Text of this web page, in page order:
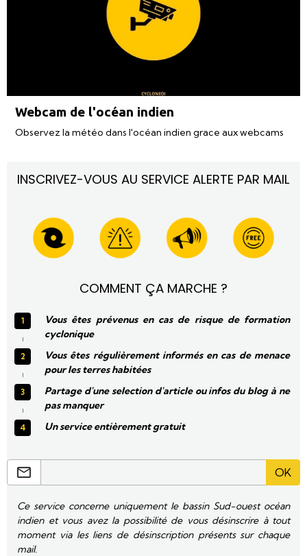
Webcam de l'océan indien
Observez la météo dans l'océan indien grace aux webcams
INSCRIVEZ-VOUS AU SERVICE ALERTE PAR MAIL
COMMENT ÇA MARCHE ?
Vous êtes prévenus en cas de risque de formation
cyclonique
Vous êtes régulièrement informés en cas de menace
pour les terres habitées
Partage d'une selection d'article ou infos du blog à ne
pas manquer
Un service entièrement gratuit
OK
Ce service concerne uniquement le bassin Sud-ouest océan
indien et vous avez la possibilité de vous désinscrire à tout
moment via les liens de désinscription présents sur chaque
mail.